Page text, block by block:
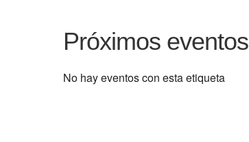
Próximos eventos
No hay eventos con esta etiqueta